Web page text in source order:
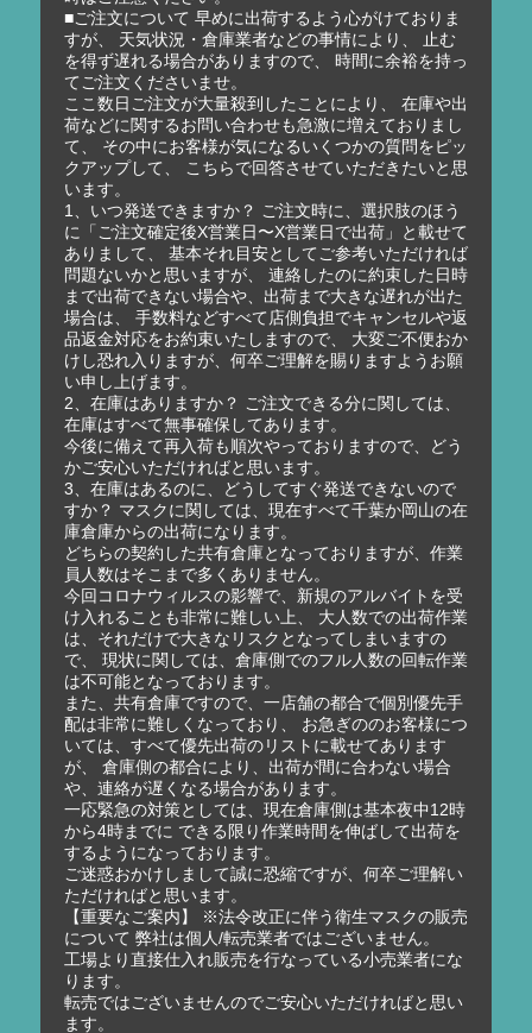
■ご注文について 早めに出荷するよう心がけておりま
すが、 天気状況・倉庫業者などの事情により、 止む
を得ず遅れる場合がありますので、 時間に余裕を持っ
てご注文くださいませ。
ここ数日ご注文が大量殺到したことにより、 在庫や出
荷などに関するお問い合わせも急激に増えておりまし
て、 その中にお客様が気になるいくつかの質問をピッ
クアップして、 こちらで回答させていただきたいと思
います。
1、いつ発送できますか？ ご注文時に、選択肢のほう
に「ご注文確定後X営業日〜X営業日で出荷」と載せて
ありまして、 基本それ目安としてご参考いただければ
問題ないかと思いますが、 連絡したのに約束した日時
まで出荷できない場合や、出荷まで大きな遅れが出た
場合は、 手数料などすべて店側負担でキャンセルや返
品返金対応をお約束いたしますので、 大変ご不便おか
けし恐れ入りますが、何卒ご理解を賜りますようお願
い申し上げます。
2、在庫はありますか？ ご注文できる分に関しては、
在庫はすべて無事確保してあります。
今後に備えて再入荷も順次やっておりますので、どう
かご安心いただければと思います。
3、在庫はあるのに、どうしてすぐ発送できないので
すか？ マスクに関しては、現在すべて千葉か岡山の在
庫倉庫からの出荷になります。
どちらの契約した共有倉庫となっておりますが、作業
員人数はそこまで多くありません。
今回コロナウィルスの影響で、新規のアルバイトを受
け入れることも非常に難しい上、 大人数での出荷作業
は、それだけで大きなリスクとなってしまいますの
で、 現状に関しては、倉庫側でのフル人数の回転作業
は不可能となっております。
また、共有倉庫ですので、一店舗の都合で個別優先手
配は非常に難しくなっており、 お急ぎののお客様につ
いては、すべて優先出荷のリストに載せてあります
が、 倉庫側の都合により、出荷が間に合わない場合
や、連絡が遅くなる場合があります。
一応緊急の対策としては、現在倉庫側は基本夜中12時
から4時までに できる限り作業時間を伸ばして出荷を
するようになっております。
ご迷惑おかけしまして誠に恐縮ですが、何卒ご理解い
ただければと思います。
【重要なご案内】 ※法令改正に伴う衛生マスクの販売
について 弊社は個人/転売業者ではございません。
工場より直接仕入れ販売を行なっている小売業者にな
ります。
転売ではございませんのでご安心いただければと思い
ます。